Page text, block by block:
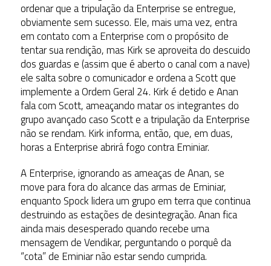
ordenar que a tripulação da Enterprise se entregue,
obviamente sem sucesso. Ele, mais uma vez, entra
em contato com a Enterprise com o propósito de
tentar sua rendição, mas Kirk se aproveita do descuido
dos guardas e (assim que é aberto o canal com a nave)
ele salta sobre o comunicador e ordena a Scott que
implemente a Ordem Geral 24. Kirk é detido e Anan
fala com Scott, ameaçando matar os integrantes do
grupo avançado caso Scott e a tripulação da Enterprise
não se rendam. Kirk informa, então, que, em duas,
horas a Enterprise abrirá fogo contra Eminiar.
A Enterprise, ignorando as ameaças de Anan, se
move para fora do alcance das armas de Eminiar,
enquanto Spock lidera um grupo em terra que continua
destruindo as estações de desintegração. Anan fica
ainda mais desesperado quando recebe uma
mensagem de Vendikar, perguntando o porquê da
“cota” de Eminiar não estar sendo cumprida.